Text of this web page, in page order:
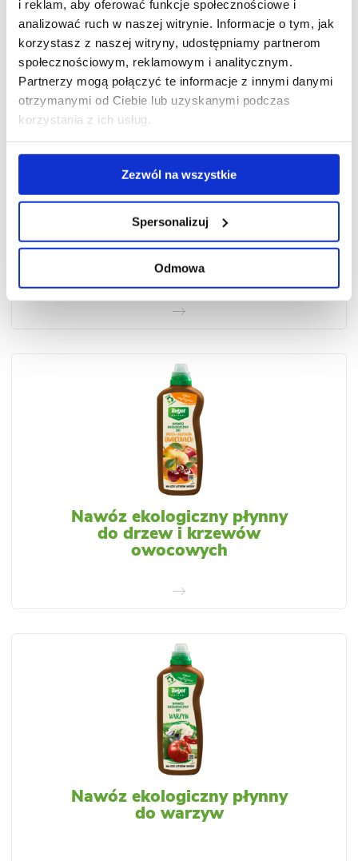
i reklam, aby oferować funkcje społecznościowe i
analizować ruch w naszej witrynie. Informacje o tym, jak
korzystasz z naszej witryny, udostępniamy partnerom
społecznościowym, reklamowym i analitycznym.
Partnerzy mogą połączyć te informacje z innymi danymi
otrzymanymi od Ciebie lub uzyskanymi podczas
korzystania z ich usług.
Zezwól na wszystkie
Spersonalizuj
Odmowa
Nawóz ekologiczny płynny
do pomidorów i ogórków
Nawóz ekologiczny płynny
do drzew i krzewów
owocowych
Nawóz ekologiczny płynny
do warzyw